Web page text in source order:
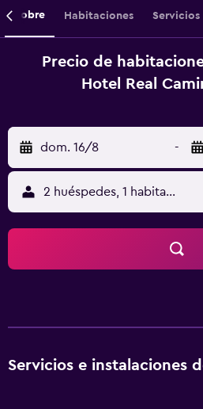
Sobre Habitaciones Servicios
Precio de
Hotel Real
dom. 16/8 -
2 huéspedes, 1 habitación
Servicios e instalaciones